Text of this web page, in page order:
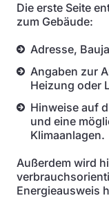
Die erste Seite
zum Gebäude:
Adresse,
Angaben zur
Heizung oder
Hinweise auf
und eine
Klimaanlagen.
Außerdem wird
Energieausweis